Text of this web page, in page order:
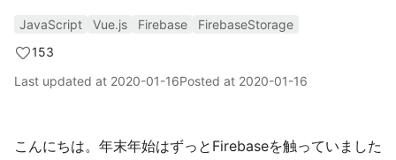
JavaScript Vue.js Firebase
FirebaseStorage
153
Last updated at 2020-01-16Posted at 2020-01-16
こんにちは。年末年始はずっとFirebaseを触っていました